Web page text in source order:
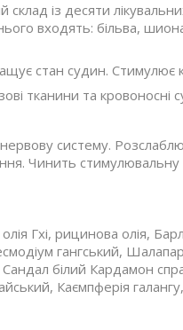
із десяти
входять: більва,
стан судин. Стимулює
тканини та
систему.
Чинить стимулювальну
Гхі, рицинова олія,
гангський,
білий Кардамон
Каємпферія